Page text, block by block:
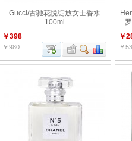
Gucci/古驰花悦绽放女士香水
100ml
￥398
￥980
￥
￥